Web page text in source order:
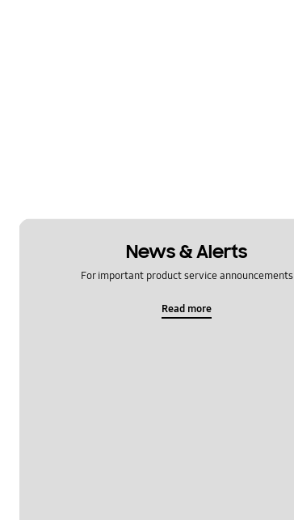
News & Alerts
For important product service announcements
Read more